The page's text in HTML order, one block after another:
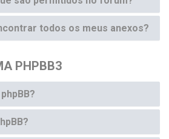
todos os meus anexos?
PHPBB3